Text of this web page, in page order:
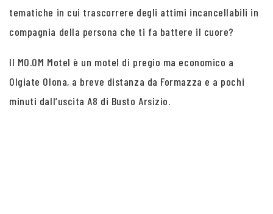
tematiche in cui trascorrere degli attimi incancellabili in
compagnia della persona che ti fa battere il cuore?
Il MO.OM Motel è un motel di pregio ma economico a
Olgiate Olona, a breve distanza da Formazza e a pochi
minuti dall’uscita A8 di Busto Arsizio.